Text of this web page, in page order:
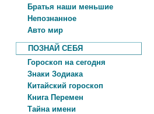
Братья наши меньшие
Непознанное
Авто мир
ПОЗНАЙ СЕБЯ
Гороскоп на сегодня
Знаки Зодиака
Китайский гороскоп
Книга Перемен
Тайна имени